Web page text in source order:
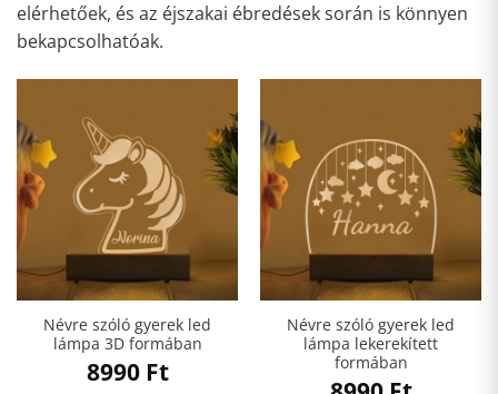
elérhetőek, és az éjszakai ébredések során is könnyen
bekapcsolhatóak.
Névre szóló gyerek led
lámpa 3D formában
8990 Ft
Névre szóló gyerek led
lámpa lekerekített
formában